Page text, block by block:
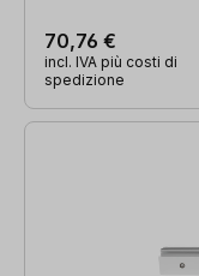
70,76 €
incl. IVA più costi di
spedizione